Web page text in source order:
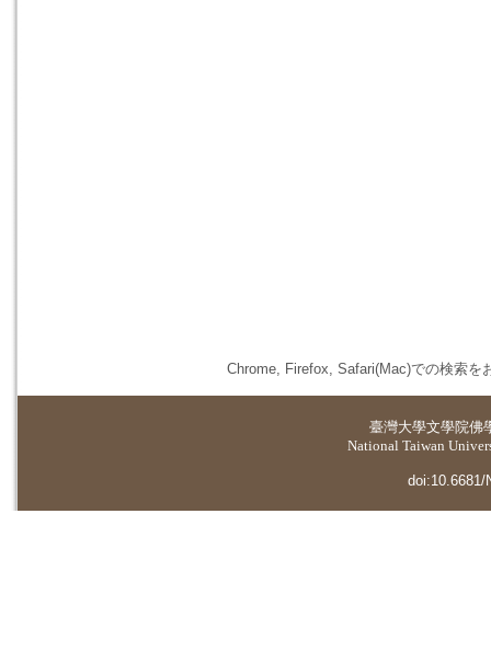
Chrome, Firefox, Safari(Mac)での検索を
臺灣大學文學院佛
National Taiwan
doi:10.6681/